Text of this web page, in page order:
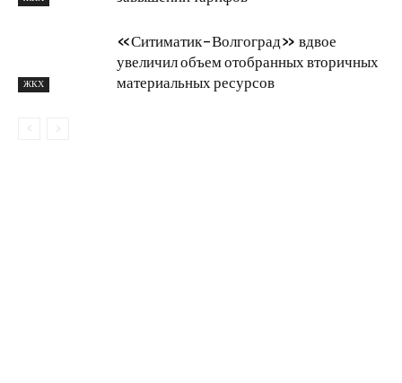
ЖКХ
«Ситиматик-Волгоград» вдвое
увеличил объем отобранных вторичных
материальных ресурсов